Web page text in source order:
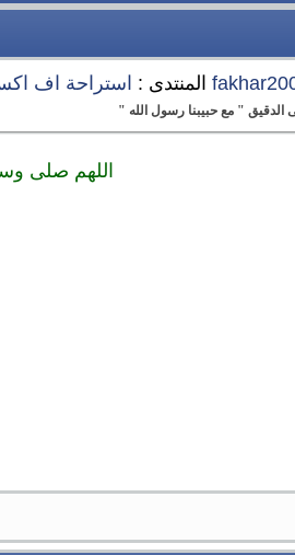
المنتدى : استراحة اف اكس
" مع حبيبنا رسول الله "
اللهم صلى